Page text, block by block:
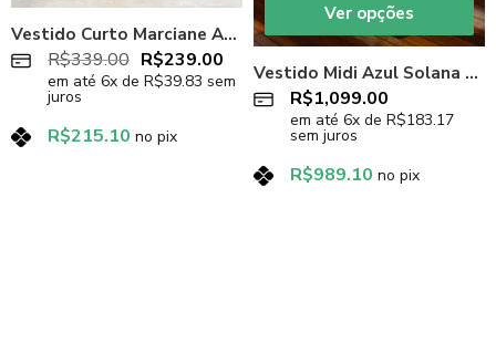
Vestido Curto Marciane Areia
R$339.00 R$239.00
em até 6x de R$39.83 sem
juros
R$215.10 no pix
Ver opções
Vestido Midi Azul Solana Azul
R$1,099.00
em até 6x de R$183.17
sem juros
R$989.10 no pix